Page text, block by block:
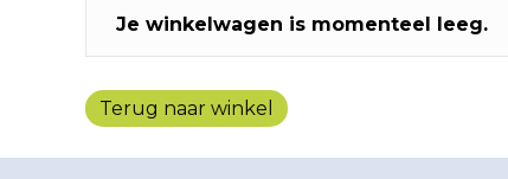
Je winkelwagen is momenteel leeg.
Terug naar winkel